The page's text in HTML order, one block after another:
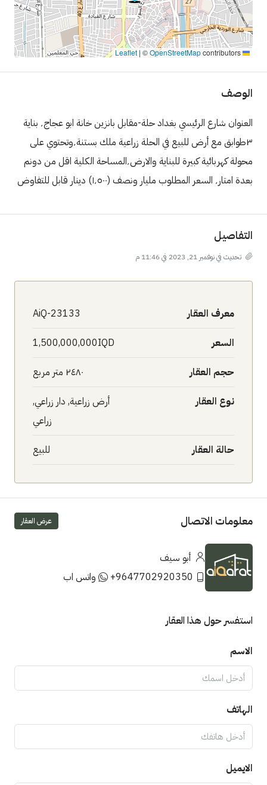
| ©OpenStreetMapcontributors
الوصف
العنوان شارع الرئيسي بغداد حلة-مقابل بانزين خانة ابو عجاج٬ بناية
٣طوابق مع أرض للبيع في الحلة زراعية ملك بستنة٬وتحتوي على
محولة كهربائية كبيرة للبناية والارض٬المساحة الكلية اقل من دونم
بعدة امتار٬ السعر المطلوب مليار ونصف (١٬٥٠٠) دينار قابل للتفاوض
التفاصيل
تحديث في نوفمبر 21, 2023 في 11:46 م
معرف العقار AiQ-23133
السعر 1,500,000,000IQD
حجم العقار ٢٤٨٠ متر مربع
نوع العقار
أرض زراعية, دار زراعي,
زراعي
حالة العقار للبيع
معلومات الاتصال عرض العقار
أبو سيف
+9647702920350
واتس اب
استفسر حول هذا العقار
الاسم
الهاتف
الايميل